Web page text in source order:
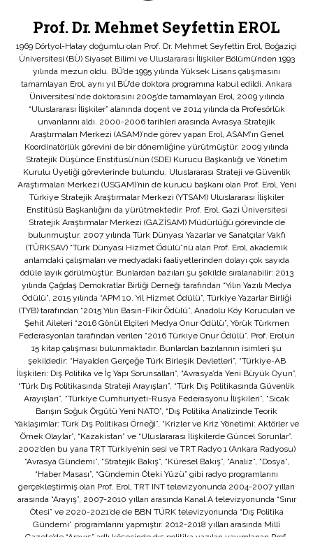
Prof. Dr. Mehmet Seyfettin EROL
1969 Dörtyol-Hatay doğumlu olan Prof. Dr. Mehmet Seyfettin Erol, Boğaziçi
Üniversitesi (BÜ) Siyaset Bilimi ve Uluslararası İlişkiler Bölümü’nden 1993
yılında mezun oldu. BÜ’de 1995 yılında Yüksek Lisans çalışmasını
tamamlayan Erol, aynı yıl BÜ’de doktora programına kabul edildi. Ankara
Üniversitesi’nde doktorasını 2005’de tamamlayan Erol, 2009 yılında
“Uluslararası İlişkiler” alanında doçent ve 2014 yılında da Profesörlük
unvanlarını aldı. 2000-2006 tarihleri arasında Avrasya Stratejik
Araştırmaları Merkezi (ASAM)’nde görev yapan Erol, ASAM’ın Genel
Koordinatörlük görevini de bir dönemliğine yürütmüştür. 2009 yılında
Stratejik Düşünce Enstitüsü’nün (SDE) Kurucu Başkanlığı ve Yönetim
Kurulu Üyeliği görevlerinde bulundu. Uluslararası Strateji ve Güvenlik
Araştırmaları Merkezi (USGAM)’nin de kurucu başkanı olan Prof. Erol, Yeni
Türkiye Stratejik Araştırmalar Merkezi (YTSAM) Uluslararası İlişkiler
Enstitüsü Başkanlığını da yürütmektedir. Prof. Erol, Gazi Üniversitesi
Stratejik Araştırmalar Merkezi (GAZİSAM) Müdürlüğü görevinde de
bulunmuştur. 2007 yılında Türk Dünyası Yazarlar ve Sanatçılar Vakfı
(TÜRKSAV) “Türk Dünyası Hizmet Ödülü”nü alan Prof. Erol, akademik
anlamdaki çalışmaları ve medyadaki faaliyetlerinden dolayı çok sayıda
ödüle layık görülmüştür. Bunlardan bazıları şu şekilde sıralanabilir: 2013
yılında Çağdaş Demokratlar Birliği Derneği tarafından “Yılın Yazılı Medya
Ödülü”, 2015 yılında “APM 10. Yıl Hizmet Ödülü”, Türkiye Yazarlar Birliği
(TYB) tarafından “2015 Yılın Basın-Fikir Ödülü”, Anadolu Köy Korucuları ve
Şehit Aileleri “2016 Gönül Elçileri Medya Onur Ödülü”, Yörük Türkmen
Federasyonları tarafından verilen “2016 Türkiye Onur Ödülü”. Prof. Erol’un
15 kitap çalışması bulunmaktadır. Bunlardan bazılarının isimleri şu
şekildedir: “Hayalden Gerçeğe Türk Birleşik Devletleri”, “Türkiye-AB
İlişkileri: Dış Politika ve İç Yapı Sorunsalları”, “Avrasya’da Yeni Büyük Oyun”,
“Türk Dış Politikasında Strateji Arayışları”, “Türk Dış Politikasında Güvenlik
Arayışları”, “Türkiye Cumhuriyeti-Rusya Federasyonu İlişkileri”, “Sıcak
Barışın Soğuk Örgütü Yeni NATO”, “Dış Politika Analizinde Teorik
Yaklaşımlar: Türk Dış Politikası Örneği”, “Krizler ve Kriz Yönetimi: Aktörler ve
Örnek Olaylar”, “Kazakistan” ve “Uluslararası İlişkilerde Güncel Sorunlar”.
2002’den bu yana TRT Türkiye’nin sesi ve TRT Radyo 1 (Ankara Radyosu)
“Avrasya Gündemi”, “Stratejik Bakış”, “Küresel Bakış”, “Analiz”, “Dosya”,
“Haber Masası”, “Gündemin Öteki Yüzü” gibi radyo programlarını
gerçekleştirmiş olan Prof. Erol, TRT INT televizyonunda 2004-2007 yılları
arasında “Arayış”, 2007-2010 yılları arasında Kanal A televizyonunda “Sınır
Ötesi” ve 2020-2021’de de BBN TÜRK televizyonunda “Dış Politika
Gündemi” programlarını yapmıştır. 2012-2018 yılları arasında Millî